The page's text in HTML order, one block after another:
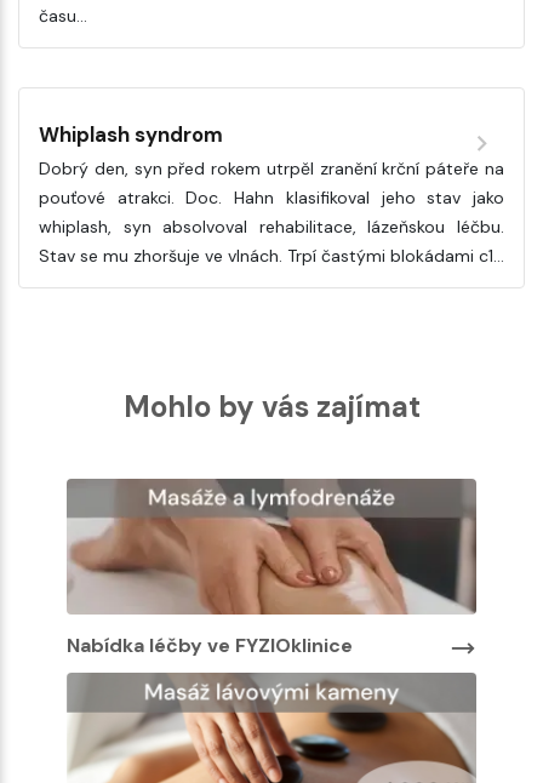
času…
Whiplash syndrom
Dobrý den, syn před rokem utrpěl zranění krční páteře na
pouťové atrakci. Doc. Hahn klasifikoval jeho stav jako
whiplash, syn absolvoval rehabilitace, lázeňskou léčbu.
Stav se mu zhoršuje ve vlnách. Trpí častými blokádami c1…
Mohlo by vás zajímat
Nabídka léčby ve FYZIOklinice